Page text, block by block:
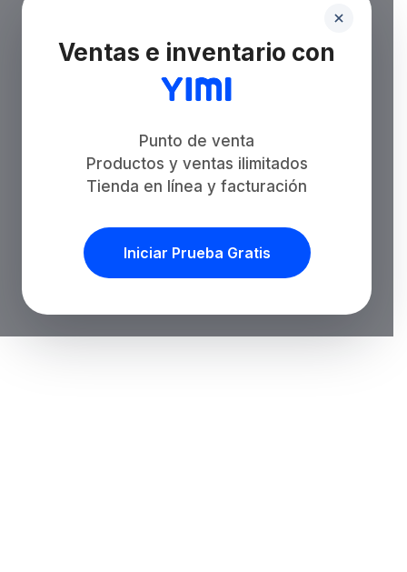
Ventas e inventario con
Punto de venta
Productos y ventas ilimitados
Tienda en línea y facturación
Iniciar Prueba Gratis